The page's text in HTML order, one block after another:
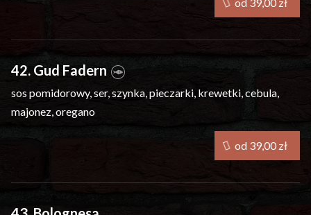
42. Gud Fadern
sos pomidorowy, ser, szynka, pieczarki, krewetki, cebula,
majonez, oregano